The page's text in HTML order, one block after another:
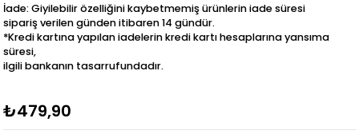
İade: Giyilebilir özelliğini kaybetmemiş ürünlerin iade süresi
sipariş verilen günden itibaren 14 gündür.
*Kredi kartına yapılan iadelerin kredi kartı hesaplarına yansıma
süresi,
ilgili bankanın tasarrufundadır.
₺479,90